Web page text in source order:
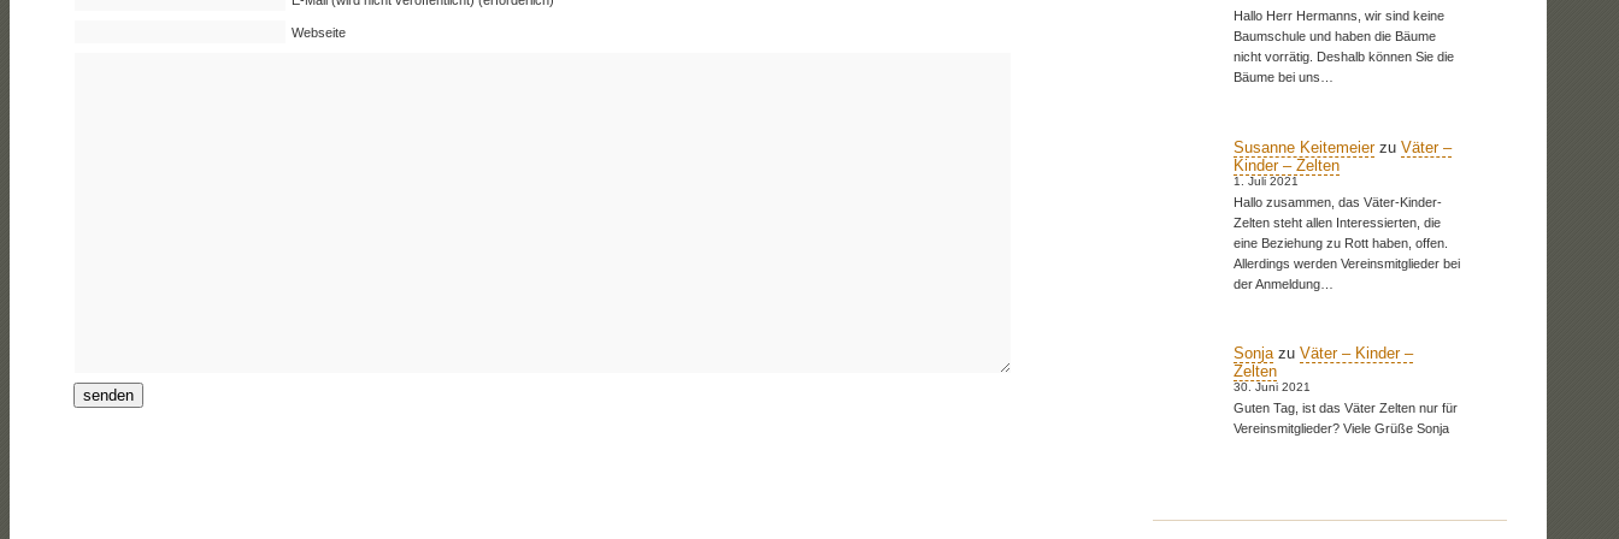
Webseite
Hallo Herr Hermanns, wir sind keine
Baumschule und haben die Bäume
nicht vorrätig. Deshalb können Sie die
Bäume bei uns…
Susanne Keitemeierzu Väter –
Kinder – Zelten
1. Juli 2021
Hallo zusammen, das Väter-Kinder-
Zelten steht allen Interessierten, die
eine Beziehung zu Rott haben, offen.
Allerdings werden Vereinsmitglieder bei
der Anmeldung…
Sonjazu Väter – Kinder –
Zelten
30. Juni 2021
Guten Tag, ist das Väter Zelten nur für
Vereinsmitglieder? Viele Grüße Sonja